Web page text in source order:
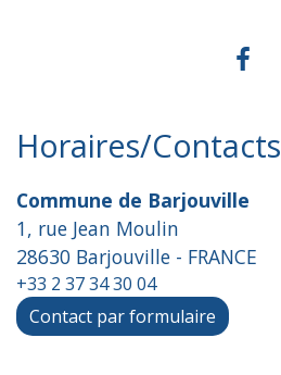
Horaires/Contacts
Commune de Barjouville
1, rue Jean Moulin
28630 Barjouville - FRANCE
+33 2 37 34 30 04
Contact par formulaire